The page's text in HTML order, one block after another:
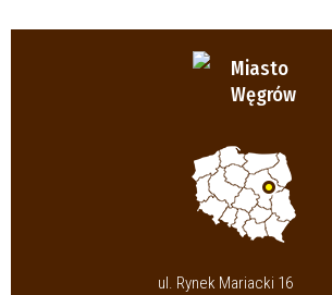
Miasto
Węgrów
ul. Rynek Mariacki 16